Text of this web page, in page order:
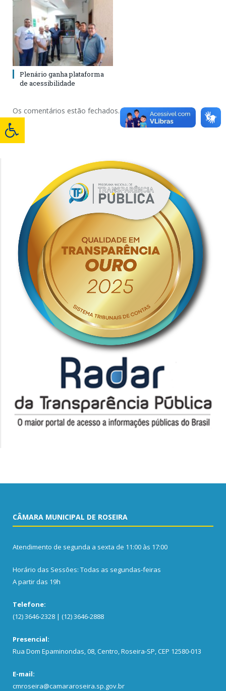
Plenário ganha plataforma
de acessibilidade
Os comentários estão fechados.
CÂMARA MUNICIPAL DE ROSEIRA
Atendimento de segunda a sexta de 11:00 às 17:00
Horário das Sessões: Todas as segundas-feiras
A partir das 19h
Telefone:
(12) 3646-2328 | (12) 3646-2888
Presencial:
Rua Dom Epaminondas, 08, Centro, Roseira-SP, CEP 12580-013
E-mail:
cmroseira@camararoseira.sp.gov.br